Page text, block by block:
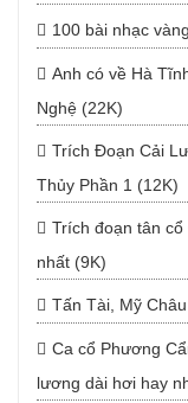
100 bài nhạc
Anh có về Hà
Nghệ (22K)
Trích Đoạn Cải
Thủy Phần 1 (12K)
Trích đoạn tân
nhất (9K)
Tấn Tài, Mỹ
Ca cổ Phương
lương dài hơi hay